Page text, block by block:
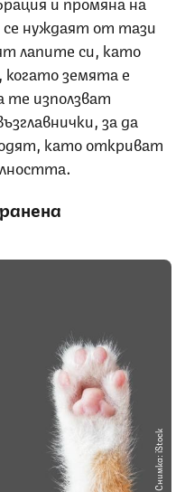
нуждаят от тази
лапите си, като
земята е
те използват
за да
като откриват
Снимка: iStock